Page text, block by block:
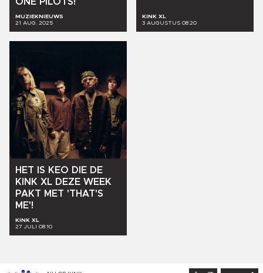
ONE PILOTS!
MUZIEKNIEUWS
21 AUG. 2025
KINK XL
3 AUGUSTUS 08:20
HET IS KEO DIE DE
KINK XL DEZE WEEK
PAKT MET 'THAT'S
ME'!
KINK XL
27 JULI 08:10